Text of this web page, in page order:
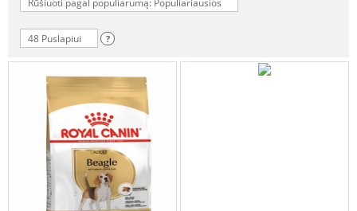
Rūšiuoti pagal populiarumą: Populiariausios
48 Puslapiui ?